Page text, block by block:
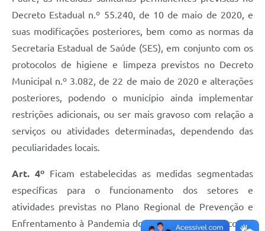
Decreto Estadual n.º 55.240, de 10 de maio de 2020, e
suas modificações posteriores, bem como as normas da
Secretaria Estadual de Saúde (SES), em conjunto com os
protocolos de higiene e limpeza previstos no Decreto
Municipal n.º 3.082, de 22 de maio de 2020 e alterações
posteriores, podendo o município ainda implementar
restrições adicionais, ou ser mais gravoso com relação a
serviços ou atividades determinadas, dependendo das
peculiaridades locais.
Art. 4º Ficam estabelecidas as medidas segmentadas
específicas para o funcionamento dos setores e
atividades previstas no Plano Regional de Prevenção e
Enfrentamento à Pandemia do Novo Coronavírus, com a